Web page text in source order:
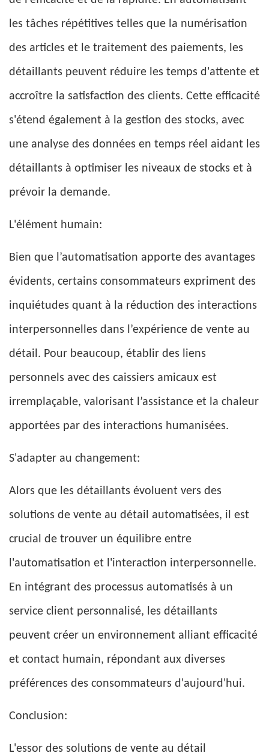
les tâches répétitives telles que la numérisation
des articles et le traitement des paiements, les
détaillants peuvent réduire les temps d'attente et
accroître la satisfaction des clients. Cette efficacité
s'étend également à la gestion des stocks, avec
une analyse des données en temps réel aidant les
détaillants à optimiser les niveaux de stocks et à
prévoir la demande.
L'élément humain:
Bien que l’automatisation apporte des avantages
évidents, certains consommateurs expriment des
inquiétudes quant à la réduction des interactions
interpersonnelles dans l’expérience de vente au
détail. Pour beaucoup, établir des liens
personnels avec des caissiers amicaux est
irremplaçable, valorisant l’assistance et la chaleur
apportées par des interactions humanisées.
S'adapter au changement:
Alors que les détaillants évoluent vers des
solutions de vente au détail automatisées, il est
crucial de trouver un équilibre entre
l'automatisation et l'interaction interpersonnelle.
En intégrant des processus automatisés à un
service client personnalisé, les détaillants
peuvent créer un environnement alliant efficacité
et contact humain, répondant aux diverses
préférences des consommateurs d'aujourd'hui.
Conclusion:
L'essor des solutions de vente au détail